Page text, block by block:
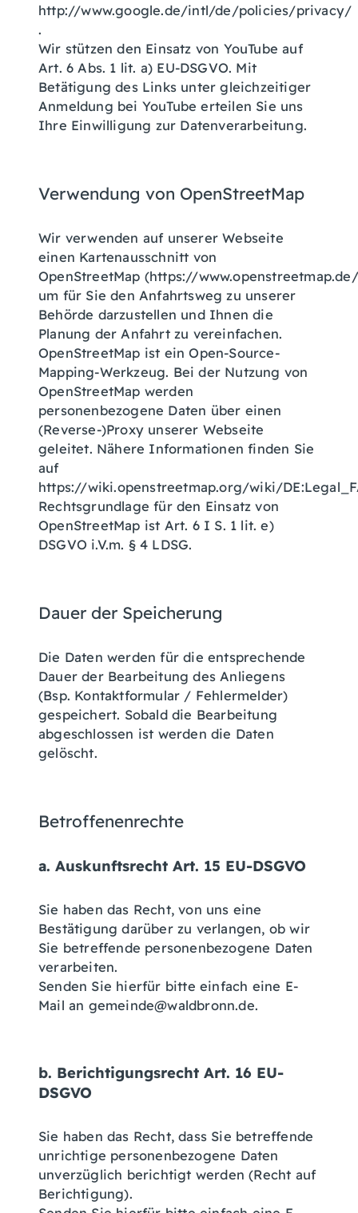
http://www.google.de/intl/de/policies/privacy/
.
Wir stützen den Einsatz von YouTube auf
Art. 6 Abs. 1 lit. a) EU-DSGVO. Mit
Betätigung des Links unter gleichzeitiger
Anmeldung bei YouTube erteilen Sie uns
Ihre Einwilligung zur Datenverarbeitung.
Verwendung von OpenStreetMap
Wir verwenden auf unserer Webseite
einen Kartenausschnitt von
OpenStreetMap (https://
um für Sie den Anfahrtsweg zu unserer
Behörde darzustellen und Ihnen die
Planung der Anfahrt zu vereinfachen.
OpenStreetMap ist ein Open-Source-
Mapping-Werkzeug. Bei der Nutzung von
OpenStreetMap werden
personenbezogene Daten über einen
(Reverse-)Proxy unserer Webseite
geleitet. Nähere Informationen finden Sie
auf
https://wiki.openstreetmap.org/wiki/
Rechtsgrundlage für den Einsatz von
OpenStreetMap ist Art. 6 I S. 1 lit. e)
DSGVO i.V.m. § 4 LDSG.
Dauer der Speicherung
Die Daten werden für die entsprechende
Dauer der Bearbeitung des Anliegens
(Bsp. Kontaktformular / Fehlermelder)
gespeichert. Sobald die Bearbeitung
abgeschlossen ist werden die Daten
gelöscht.
Betroffenenrechte
a. Auskunftsrecht Art. 15 EU-DSGVO
Sie haben das Recht, von uns eine
Bestätigung darüber zu verlangen, ob wir
Sie betreffende personenbezogene Daten
verarbeiten.
Senden Sie hierfür bitte einfach eine E-
Mail an gemeinde@waldbronn.de.
b. Berichtigungsrecht Art. 16 EU-
DSGVO
Sie haben das Recht, dass Sie betreffende
unrichtige personenbezogene Daten
unverzüglich berichtigt werden (Recht auf
Berichtigung).